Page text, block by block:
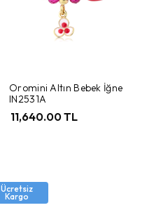
Oromini Altın Bebek İğne
IN2531A
11,640.00 TL
Ücretsiz
Kargo